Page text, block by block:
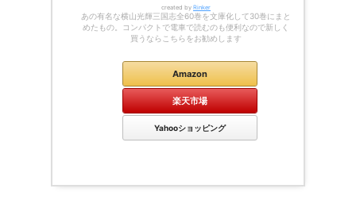
created by Rinker
あの有名な横山光輝三国志全60巻を文庫化して30巻にまと
めたもの。コンパクトで電車で読むのも便利なので新しく
買うならこちらをお勧めします
Amazon
楽天市場
Yahooショッピング